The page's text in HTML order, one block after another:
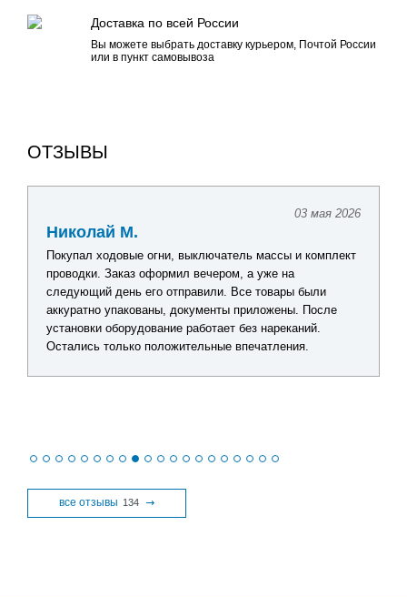
Доставка по всей России
Вы можете выбрать доставку курьером, Почтой России
или в пункт самовывоза
ОТЗЫВЫ
и комплект
были
После
Павел Г.
Искал комплект оборудования для обновления
лодочной электрики. Получил подробную
по каждому товару, помогли подобрать
решение без лишних затрат. Видно, что
действительно разбираются в продукции. После
получения заказа все проверил - качество
все отзывы 134